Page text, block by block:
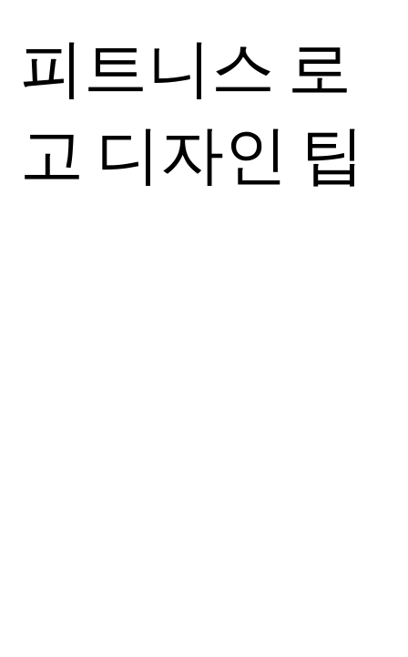
피트니스 로
고 디자인 팁